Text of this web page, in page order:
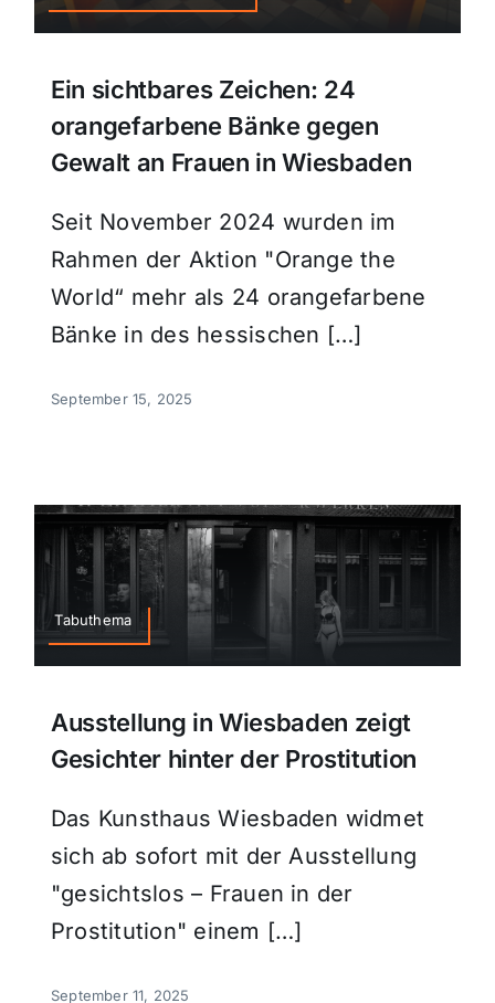
Ein sichtbares Zeichen: 24
orangefarbene Bänke gegen
Gewalt an Frauen in Wiesbaden
Seit November 2024 wurden im
Rahmen der Aktion "Orange the
World“ mehr als 24 orangefarbene
Bänke in des hessischen […]
September 15, 2025
Tabuthema
Ausstellung in Wiesbaden zeigt
Gesichter hinter der Prostitution
Das Kunsthaus Wiesbaden widmet
sich ab sofort mit der Ausstellung
"gesichtslos – Frauen in der
Prostitution" einem […]
September 11, 2025